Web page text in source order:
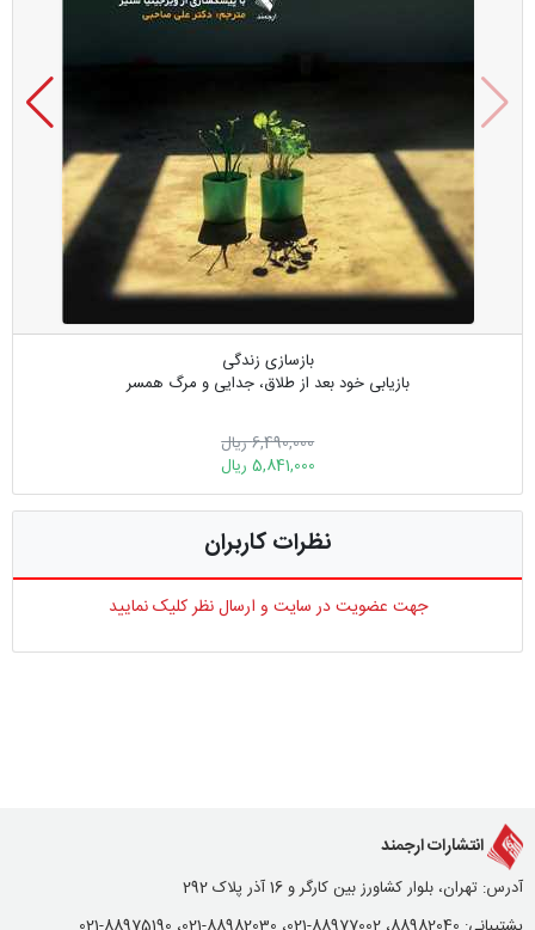
بازسازی زندگی
بازیابی خود بعد از طلاق، جدایی و مرگ همسر
6,490,000 ریال
5,841,000 ریال
نظرات کاربران
جهت عضویت در سایت و ارسال نظر کلیک نمایید
انتشارات ارجمند
آدرس: تهران، بلوار کشاورز بین کارگر و 16 آذر پلاک 292